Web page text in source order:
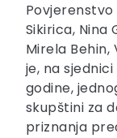
Sikirica, Nina
Mirela
je, na sjednici
godine,
skupštini za
priznanja